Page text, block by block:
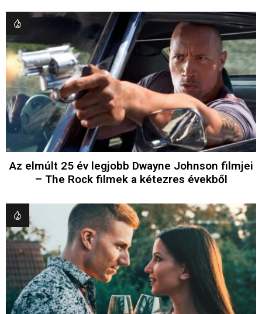
Az elmúlt 25 év legjobb Dwayne Johnson filmjei
– The Rock filmek a kétezres évekből